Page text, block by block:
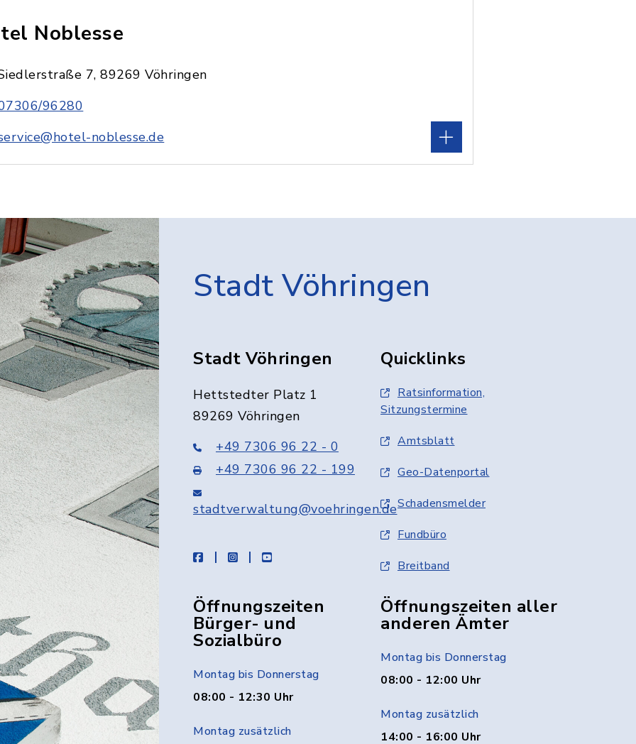
Noblesse
7, 89269 Vöhringen
96280
noblesse.de
Stadt Vöhringen
Stadt Vöhringen
Hettstedter Platz 1
89269 Vöhringen
+49 7306 96 22 - 0
+49 7306 96 22 - 199
stadtverwaltung@voehringen.de
facebookinstagramyoutube
Quicklinks
Ratsinformation,
Sitzungstermine
Amtsblatt
Geo-Datenportal
Schadensmelder
Fundbüro
Breitband
Öffnungszeiten
Bürger- und
Sozialbüro
Montag bis Donnerstag
08:00 - 12:30 Uhr
Montag zusätzlich
Öffnungszeiten aller
anderen Ämter
Montag bis Donnerstag
08:00 - 12:00 Uhr
Montag zusätzlich
14:00 - 16:00 Uhr